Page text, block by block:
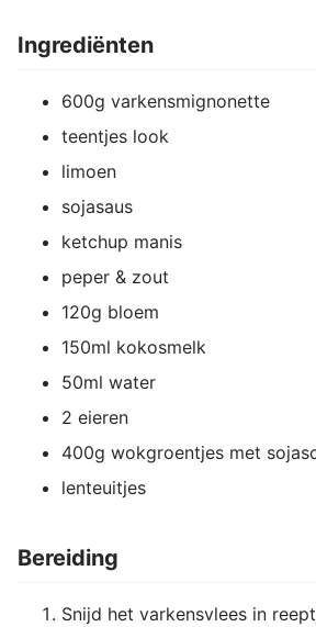
Ingrediënten
600g varkensmignonette
teentjes look
limoen
sojasaus
ketchup manis
peper & zout
120g bloem
150ml kokosmelk
50ml water
2 eieren
400g wokgroentjes met
lenteuitjes
Bereiding
Snijd het varkensvlees in